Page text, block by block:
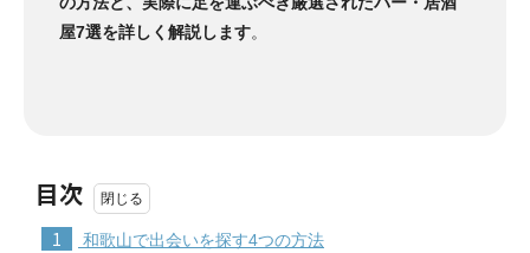
屋7選を詳しく解説します。
目次
1 和歌山で出会いを探す4つの方法